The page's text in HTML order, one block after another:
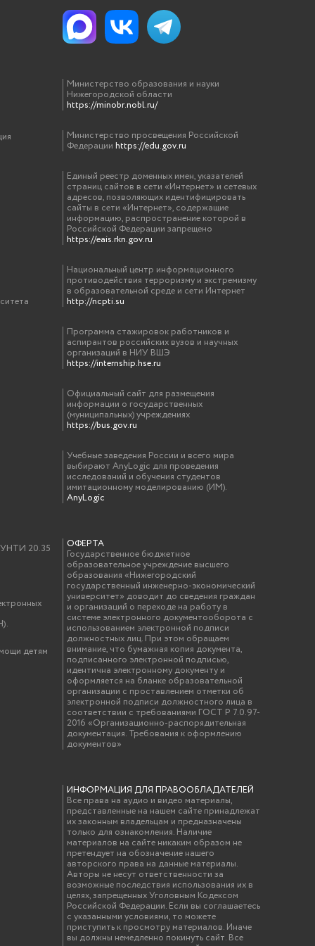
УНТИ 20.35
детям
Министерство образования и науки
Нижегородской области
https://minobr.nobl.ru/
Министерство просвещения Российской
Федерации https://edu.gov.ru
Единый реестр доменных имен, указателей
страниц сайтов в сети «Интернет» и сетевых
адресов, позволяющих идентифицировать
сайты в сети «Интернет», содержащие
информацию, распространение которой в
Российской Федерации запрещено
https://eais.rkn.gov.ru
Национальный центр информационного
противодействия терроризму и экстремизму
в образовательной среде и сети Интернет
http://ncpti.su
Программа стажировок работников и
аспирантов российских вузов и научных
организаций в НИУ ВШЭ
https://internship.hse.ru
Официальный сайт для размещения
информации о государственных
(муниципальных) учреждениях
https://bus.gov.ru
Учебные заведения России и всего мира
выбирают AnyLogic для проведения
исследований и обучения студентов
имитационному моделированию (ИМ).
AnyLogic
ОФЕРТА
Государственное бюджетное
образовательное учреждение высшего
образования «Нижегородский
государственный инженерно-экономический
университет» доводит до сведения граждан
и организаций о переходе на работу в
системе электронного документооборота с
использованием электронной подписи
должностных лиц. При этом обращаем
внимание, что бумажная копия документа,
подписанного электронной подписью,
идентична электронному документу и
оформляется на бланке образовательной
организации с проставлением отметки об
электронной подписи должностного лица в
соответствии с требованиями ГОСТ Р 7.0.97-
2016 «Организационно-распорядительная
документация. Требования к оформлению
документов»
ИНФОРМАЦИЯ ДЛЯ ПРАВООБЛАДАТЕЛЕЙ
Все права на аудио и видео материалы,
представленные на нашем сайте принадлежат
их законным владельцам и предназначены
только для ознакомления. Наличие
материалов на сайте никаким образом не
претендует на обозначение нашего
авторского права на данные материалы.
Авторы не несут ответственности за
возможные последствия использования их в
целях, запрещенных Уголовным Кодексом
Российской Федерации. Если вы соглашаетесь
с указанными условиями, то можете
приступить к просмотру материалов. Иначе
вы должны немедленно покинуть сайт. Все